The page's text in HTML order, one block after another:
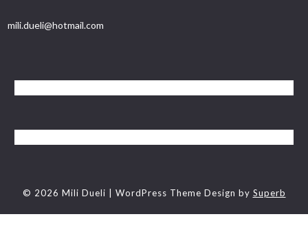
mili.dueli@hotmail.com
© 2026 Mili Dueli | WordPress Theme Design by Superb